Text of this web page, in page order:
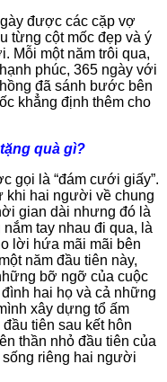
được các cặp vợ
từng cột mốc đẹp và ý
Mỗi một năm trôi qua,
phúc, 365 ngày với
đã sánh bước bên
khẳng định thêm cho
quà gì?
gọi là “đám cưới giấy”.
khi hai người về chung
gian dài nhưng đó là
tay nhau đi qua, là
lời hứa mãi mãi bên
năm đầu tiên này,
bỡ ngỡ của cuộc
hai họ và cả những
xây dựng tổ ấm
tiên sau kết hôn
thần nhỏ đầu tiên của
riêng hai người